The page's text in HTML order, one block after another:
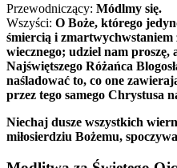
Przewodniczący: Módlmy się.
Wszyści: O Boże, którego
śmiercią i zmartwychwstaniem
wiecznego; udziel nam
Najświętszego Różańca
naśladować to, co one
przez tego samego Chrystusa
Niechaj dusze wszystkich
miłosierdziu Bożemu,